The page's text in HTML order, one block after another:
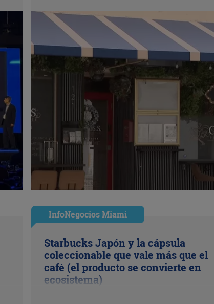
InfoNegocios Miami
Starbucks Japón y la cápsula
coleccionable que vale más que el
café (el producto se convierte en
ecosistema)